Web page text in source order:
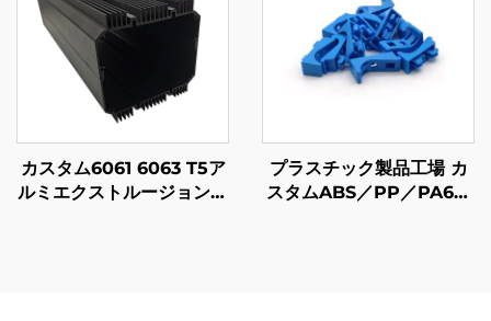
カスタム6061 6063 T5ア
ルミエクストルージョンプ
プラスチック製品工場 カ
スタムABS／PP／PA6プ